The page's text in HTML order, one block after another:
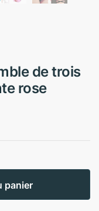
de trois
rose
panier